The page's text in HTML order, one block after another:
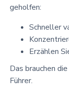
geholfen:
Schneller
Erzählen
Das brauchen
Führer.